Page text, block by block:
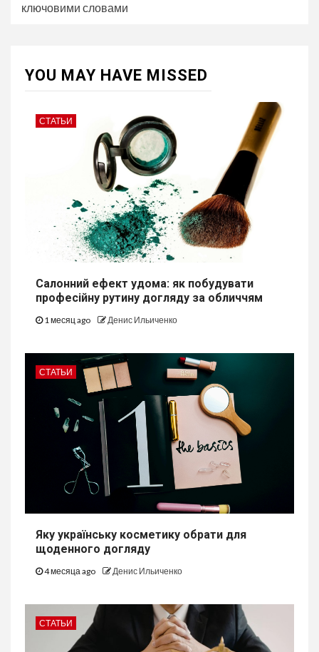
ключовими словами
YOU MAY HAVE MISSED
СТАТЬИ
Салонний ефект удома: як побудувати
професійну рутину догляду за обличчям
1 месяц ago Денис Ильиченко
СТАТЬИ
Яку українську косметику обрати для
щоденного догляду
4 месяца ago Денис Ильиченко
СТАТЬИ